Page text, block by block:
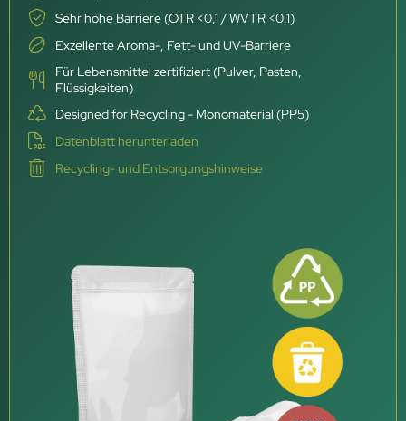
Sehr hohe Barriere (OTR <0,1 / WVTR <0,1)
Exzellente Aroma-, Fett- und UV-Barriere
Für Lebensmittel zertifiziert (Pulver, Pasten,
Flüssigkeiten)
Designed for Recycling - Monomaterial (PP5)
Datenblatt herunterladen
Recycling- und Entsorgungshinweise